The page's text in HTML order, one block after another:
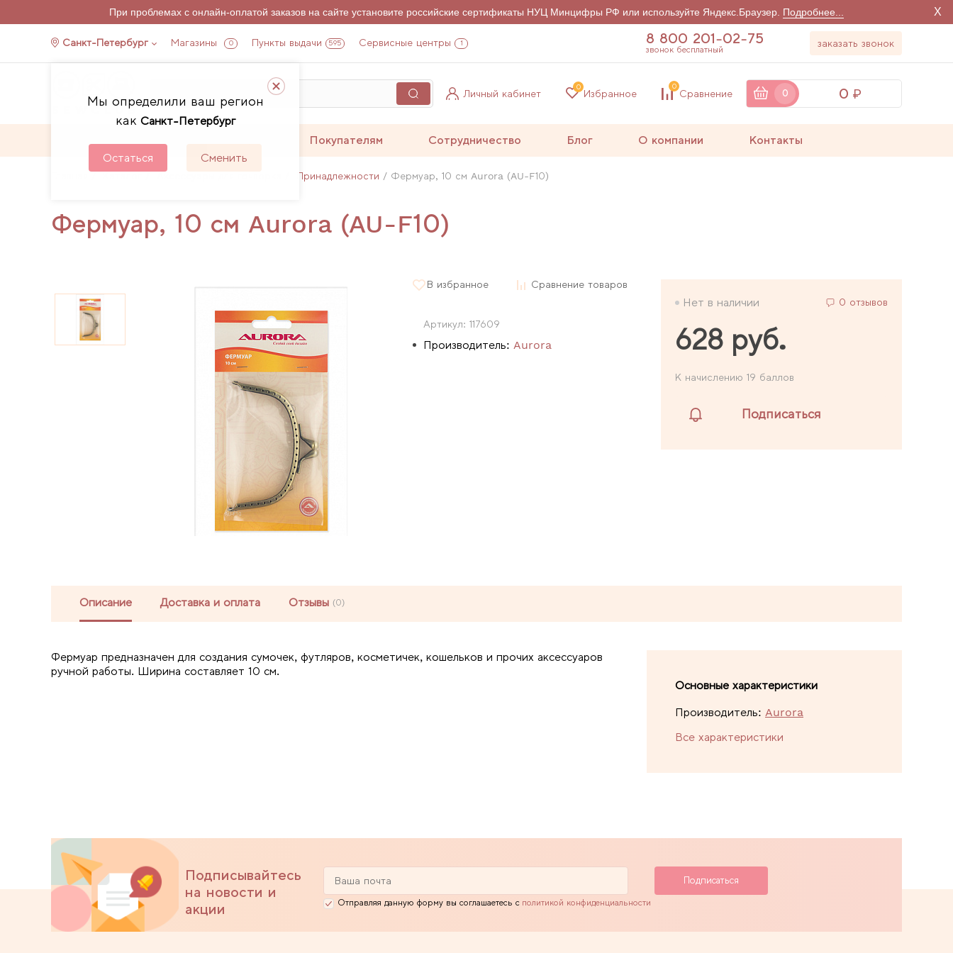
При проблемах с онлайн-оплатой заказов на сайте установите российские сертификаты НУЦ Минцифры РФ или используйте Яндекс.Браузер. Подробнее... X
Санкт-Петербург Магазины 0 Пункты выдачи 595 Сервисные центры 1
Мы определили ваш регион
как Санкт-Петербург
Остаться Сменить
8 800 201-02-75
звонок бесплатный
заказать звонок
Личный кабинет Избранное
0
Сравнение
0
0 0
Покупателям Сотрудничество Блог О компании Контакты
Каталог Аксессуары для пэчворка Принадлежности Фермуар, 10 см Aurora (AU-F10)
Фермуар, 10 см Aurora (AU-F10)
В избранное Сравнение товаров
Артикул: 117609
Производитель: Aurora
Нет в наличии 0 отзывов
628 руб.
К начислению 19 баллов
Подписаться
Описание Доставка и оплата Отзывы (0)
Фермуар предназначен для создания сумочек, футляров, косметичек, кошельков и прочих аксессуаров
ручной работы. Ширина составляет 10 см.
Основные характеристики
Производитель: Aurora
Все характеристики
Подписывайтесь
на новости и
акции
Отправляя данную форму вы соглашаетесь с политикой конфиденциальности